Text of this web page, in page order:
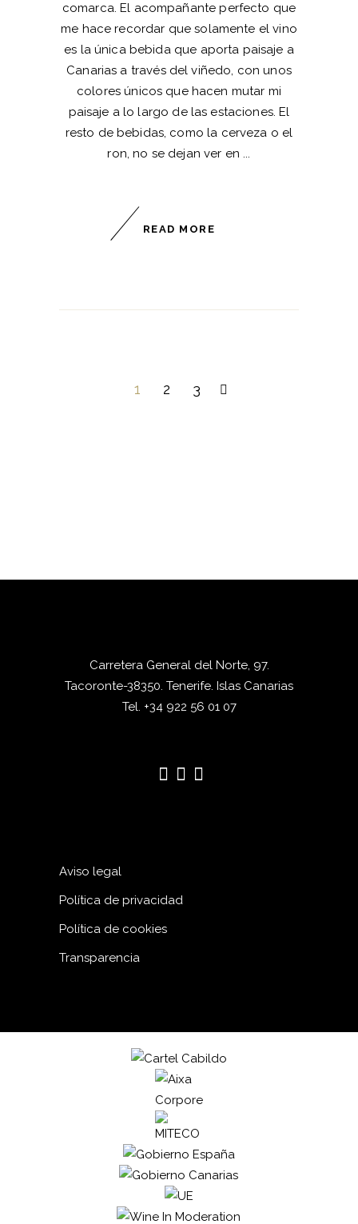
comarca. El acompañante perfecto que
me hace recordar que solamente el vino
es la única bebida que aporta paisaje a
Canarias a través del viñedo, con unos
colores únicos que hacen mutar mi
paisaje a lo largo de las estaciones. El
resto de bebidas, como la cerveza o el
ron, no se dejan ver en
READ MORE
1 2 3
Carretera General del Norte, 97.
Tacoronte-38350. Tenerife. Islas Canarias
Tel. +34 922 56 01 07
Aviso legal
Política de privacidad
Política de cookies
Transparencia